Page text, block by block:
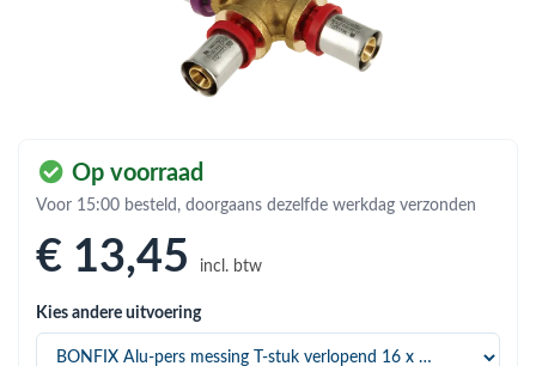
(Hemelwaterafvoer & riolering)
(Installatiemateriaal)
(Verwarming, kachels & ketels)
Op voorraad
Voor 15:00 besteld, doorgaans dezelfde werkdag verzonden
€ 13,45 incl. btw
Kies andere uitvoering